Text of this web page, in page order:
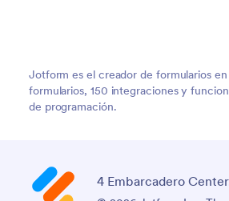
Jotform es el creador de formularios
formularios, 150 integraciones y
de programación.
4 Embarcadero